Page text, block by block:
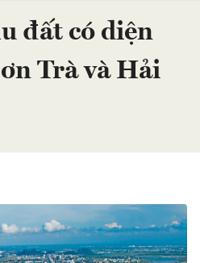
đất có diện
Trà và Hải